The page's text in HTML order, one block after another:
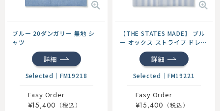
ブルー 20ダンガリー 無地 シ
ャツ
詳細
Selected ｜ FM19218
Easy Order
¥15,400
【THE STATES MADE】 ブル
ー オックス ストライプ ドレス
詳細
Selected ｜ FM19221
Easy Order
¥15,400